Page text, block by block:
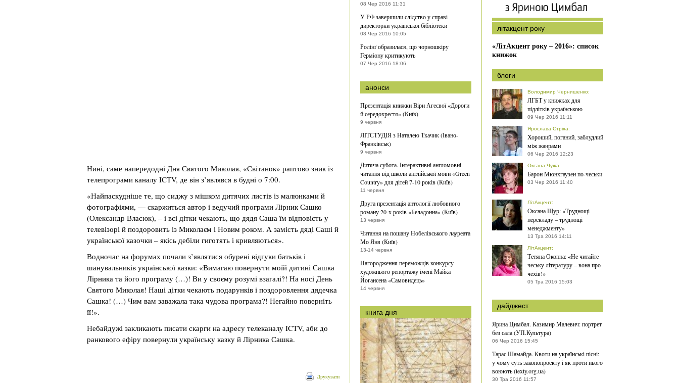
Нині, саме напередодні Дня Святого Миколая, «Світанок» раптово зник із
телепрограми каналу ICTV, де він з’являвся в будні о 7:00.
«Найпаскудніше те, що сиджу з мішком дитячих листів із малюнками й
фотографіями, — скаржиться автор і ведучий програми Лірник Сашко
(Олександр Власюк), – і всі дітки чекають, що дядя Саша їм відповість у
телевізорі й поздоровить із Миколаєм і Новим роком. А замість дяді Саші й
української казочки – якісь дебіли гиготять і кривляються».
Водночас на форумах почали з’являтися обурені відгуки батьків і
шанувальників української казки: «Вимагаю повернути моїй дитині Сашка
Лірника та його програму (…)! Ви у своєму розумі взагалі?! На носі День
Святого Миколая! Наші дітки чекають подарунків і поздоровлення дядечка
Сашка! (…) Чим вам заважала така чудова програма?! Негайно поверніть
її!».
Небайдужі закликають писати скарги на адресу телеканалу ICTV, аби до
ранкового ефіру повернули українську казку й Лірника Сашка.
Друкувати
08 Чер 2016 11:31
У РФ завершили слідство у справі
директорки української бібліотеки
08 Чер 2016 10:05
Ролінґ образилася, що чорношкіру
Герміону критикують
07 Чер 2016 18:06
анонси
Презентація книжки Віри Агеєвої «Дороги
й середохрестя» (Київ)
9 червня
ЛІТСТУДІЯ з Наталею Ткачик (Івано-
Франківськ)
9 червня
Дитяча субота. Інтерактивні англомовні
читання від школи англійської мови «Green
Country» для дітей 7-10 років (Київ)
11 червня
Друга презентація антології любовного
роману 20-х років «Беладонна» (Київ)
13 червня
Читання на пошану Нобелівського лауреата
Мо Яня (Київ)
13-14 червня
Нагородження переможців конкурсу
художнього репортажу імені Майка
Йогансена «Самовидець»
14 червня
книга дня
літакцент року
«ЛітАкцент року – 2016»: список
книжок
блоги
Володимир Чернишенко:
ЛГБТ у книжках для
підлітків українською
09 Чер 2016 11:11
Ярослава Стріха:
Хороший, поганий, заблудлий
між жанрами
06 Чер 2016 12:23
Оксана Чужа:
Барон Мюнхгаузен по-чеськи
03 Чер 2016 11:40
ЛітАкцент:
Оксана Щур: «Труднощі
перекладу – труднощі
менеджменту»
13 Тра 2016 14:11
ЛітАкцент:
Тетяна Окопна: «Не читайте
чеську літературу – вона про
чехів!»
05 Тра 2016 15:03
дайджест
Ярина Цимбал. Казимир Малевич: портрет
без сала (УП.Культура)
06 Чер 2016 15:45
Тарас Шамайда. Квоти на українські пісні:
у чому суть законопроекту і як проти нього
воюють (texty.org.ua)
30 Тра 2016 11:57